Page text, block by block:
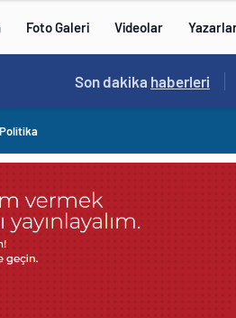
Foto Galeri Videolar
14:57 /
Son dakika haberleri
Politika